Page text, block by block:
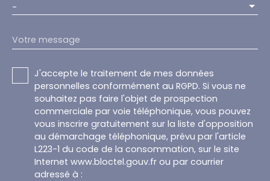
-
Votre message
J'accepte le traitement de mes données
personnelles conformément au RGPD. Si vous ne
souhaitez pas faire l'objet de prospection
commerciale par voie téléphonique, vous pouvez
vous inscrire gratuitement sur la liste d'opposition
au démarchage téléphonique, prévu par l'article
L223-1 du code de la consommation, sur le site
Internet www.bloctel.gouv.fr ou par courrier
adressé à :